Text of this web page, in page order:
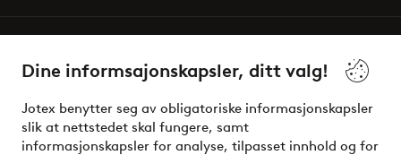
Dine informsajonskapsler, ditt valg!
Jotex benytter seg av obligatoriske informasjonskapsler
slik at nettstedet skal fungere, samt
informasjonskapsler for analyse, tilpasset innhold og for
Venner